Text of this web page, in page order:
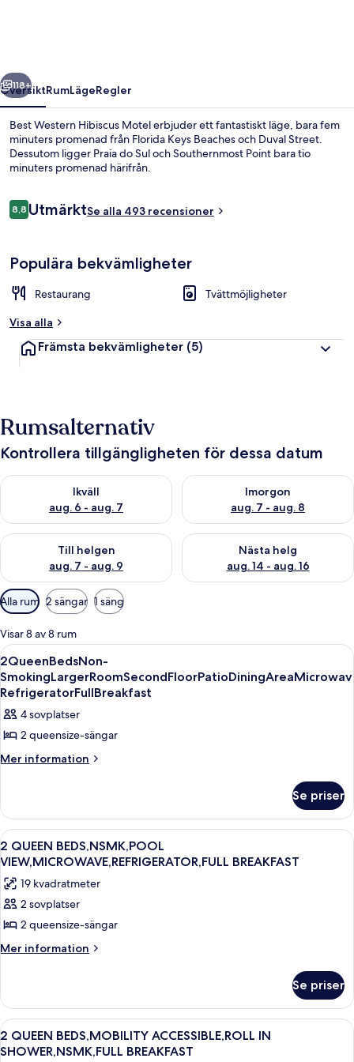
Nästa
118+
ÖversiktRumLägeRegler
Best Western Hibiscus Motel erbjuder ett fantastiskt läge, bara fem
minuters promenad från Florida Keys Beaches och Duval Street.
Dessutom ligger Praia do Sul och Southernmost Point bara tio
minuters promenad härifrån.
Recensioner
8,88,8 av 10,
UtmärktSe alla 493 recensioner
Populära bekvämligheter
Restaurang
Tvättmöjligheter
Visa alla
Främsta bekvämligheter (5)
Rumsalternativ
Kontrollera tillgängligheten för dessa datum
Ikväll
aug. 6 - aug. 7
Kontrollera tillgängligheten för ikväll aug. 6 - aug. 7
Imorgon
aug. 7 - aug. 8
Kontrollera tillgängligheten
Till helgen
aug. 7 - aug. 9
Kontrollera tillgängligheten för den här helgen aug. 7 - aug. 9
Nästa helg
aug. 14 - aug. 16
Kontrollera tillgängligheten
Tillgängliga
filter
för
rum
Alla rum 2 sängar 1 säng
Visar 8 av 8 rum
Öppna
alla
foton
för
2QueenBedsNon-
RefrigeratorFullBreakfast
Ett hotellrum med två sängar, ett
5
2QueenBedsNon-
RefrigeratorFullBreakfast
4 sovplatser
2 queensize-sängar
Mer information
Mer
RefrigeratorFullBreakfast
Se priser
Öppna
alla
foton
för
2
QUEEN
BEDS,NSMK,POOL
Ett hotellrum med en säng, en stol,
10
2 QUEEN BEDS,NSMK,POOL
VIEW,MICROWAVE,REFRIGERATOR,FULL BREAKFAST
19 kvadratmeter
2 sovplatser
2 queensize-sängar
Mer information
Mer
QUEEN
BEDS,NSMK,POOL
VIEW,MICROWAVE,REFRIGERATOR,FULL
BREAKFAST
Se priser
Öppna
alla
4
2 QUEEN BEDS,MOBILITY ACCESSIBLE,ROLL IN
SHOWER,NSMK,FULL BREAKFAST